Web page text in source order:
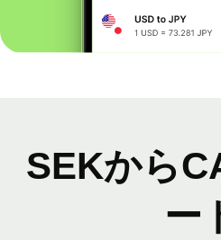
SEKから
ー